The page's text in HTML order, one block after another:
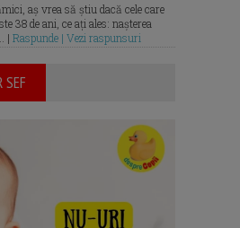
aș vrea să știu dacă cele care
38 de ani, ce ați ales: nașterea
| Raspunde | Vezi raspunsuri
SEF